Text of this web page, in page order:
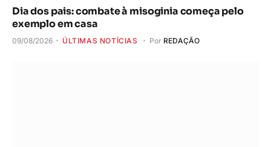
Dia dos pais: combate à misoginia começa pelo
exemplo em casa
09/08/2026 ÚLTIMAS NOTÍCIAS Por REDAÇÃO